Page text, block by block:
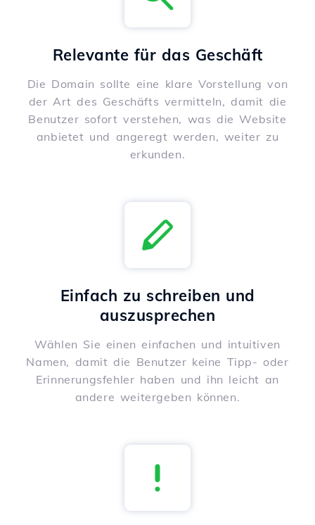
Relevante für das Geschäft
Die Domain sollte eine klare Vorstellung von
der Art des Geschäfts vermitteln, damit die
Benutzer sofort verstehen, was die Website
anbietet und angeregt werden, weiter zu
erkunden.
Einfach zu schreiben und
auszusprechen
Wählen Sie einen einfachen und intuitiven
Namen, damit die Benutzer keine Tipp- oder
Erinnerungsfehler haben und ihn leicht an
andere weitergeben können.